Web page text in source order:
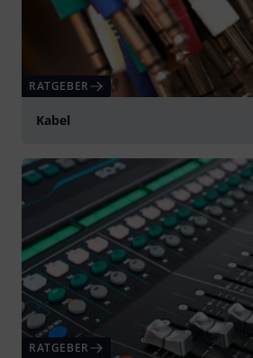
RATGEBER
Kabel
RATGEBER